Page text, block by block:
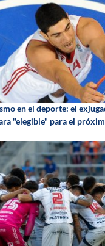
en el deporte: el
"elegible" para el